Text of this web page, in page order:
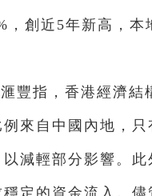
，創近5年新高，
滙豐指，香港經濟結
例來自中國內地，
以減輕部分影響。
穩定的資金流入。儘